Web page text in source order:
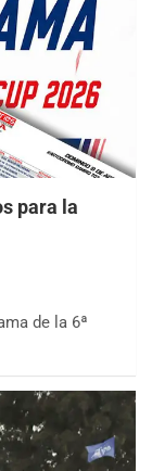
para la
de la 6ª